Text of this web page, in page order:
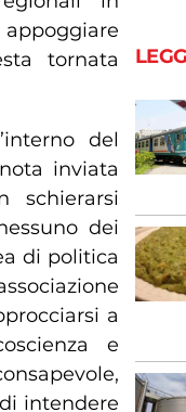
tornata
del
inviata
dei
di politica
a
e
intendere